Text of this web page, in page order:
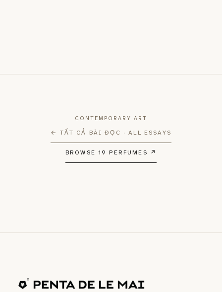
CONTEMPORARY ART
← TẤT CẢ BÀI ĐỌC · ALL ESSAYS
BROWSE 19 PERFUMES ↗